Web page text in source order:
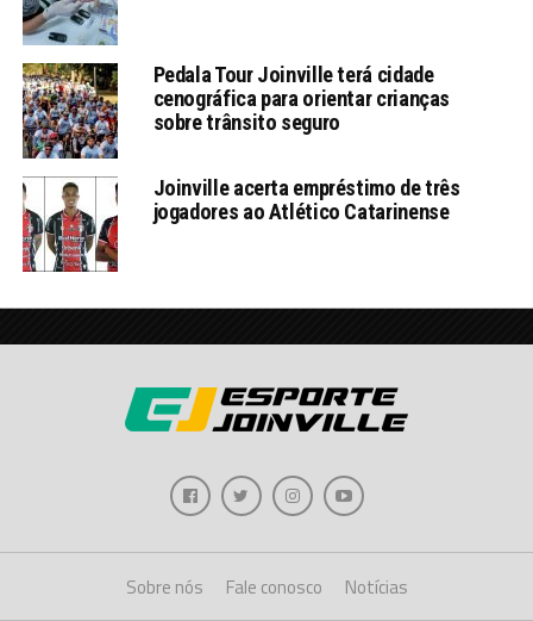
Pedala Tour Joinville terá cidade
cenográfica para orientar crianças
sobre trânsito seguro
Joinville acerta empréstimo de três
jogadores ao Atlético Catarinense
Sobre nós Fale conosco Notícias